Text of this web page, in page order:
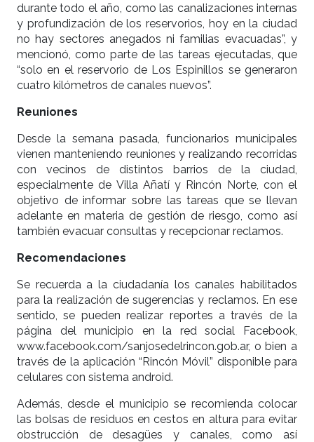
durante todo el año, como las canalizaciones internas
y profundización de los reservorios, hoy en la ciudad
no hay sectores anegados ni familias evacuadas”, y
mencionó, como parte de las tareas ejecutadas, que
“solo en el reservorio de Los Espinillos se generaron
cuatro kilómetros de canales nuevos”.
Reuniones
Desde la semana pasada, funcionarios municipales
vienen manteniendo reuniones y realizando recorridas
con vecinos de distintos barrios de la ciudad,
especialmente de Villa Añatí y Rincón Norte, con el
objetivo de informar sobre las tareas que se llevan
adelante en materia de gestión de riesgo, como así
también evacuar consultas y recepcionar reclamos.
Recomendaciones
Se recuerda a la ciudadanía los canales habilitados
para la realización de sugerencias y reclamos. En ese
sentido, se pueden realizar reportes a través de la
página del municipio en la red social Facebook,
www.facebook.com/sanjosedelrincon.gob.ar, o bien a
través de la aplicación “Rincón Móvil” disponible para
celulares con sistema android.
Además, desde el municipio se recomienda colocar
las bolsas de residuos en cestos en altura para evitar
obstrucción de desagües y canales, como así